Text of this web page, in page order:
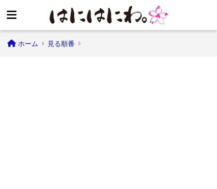
ホーム 見る順番